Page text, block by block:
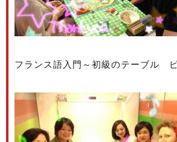
フランス語入門～初級のテーブル